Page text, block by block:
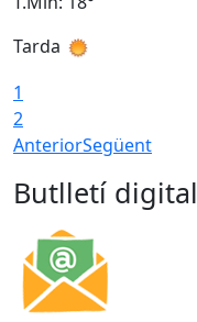
Tarda
1
2
AnteriorSegüent
Butlletí digital